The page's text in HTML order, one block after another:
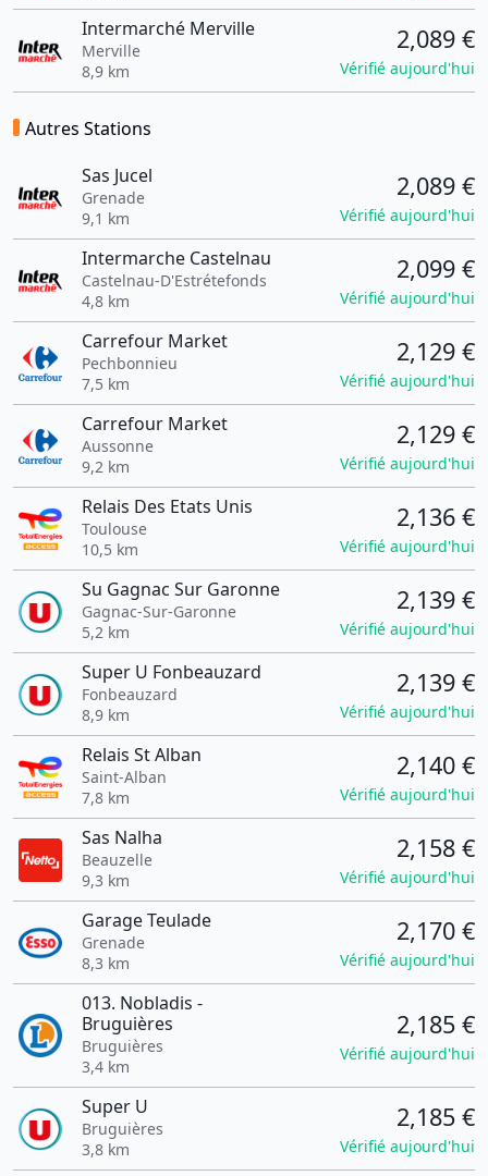
Intermarché Merville
Merville
8,9 km
2,089 €
Vérifié aujourd'hui
Autres Stations
Sas Jucel
Grenade
9,1 km
2,089 €
Vérifié aujourd'hui
Intermarche Castelnau
Castelnau-D'Estrétefonds
4,8 km
2,099 €
Vérifié aujourd'hui
Carrefour Market
Pechbonnieu
7,5 km
2,129 €
Vérifié aujourd'hui
Carrefour Market
Aussonne
9,2 km
2,129 €
Vérifié aujourd'hui
Relais Des Etats Unis
Toulouse
10,5 km
2,136 €
Vérifié aujourd'hui
Su Gagnac Sur Garonne
Gagnac-Sur-Garonne
5,2 km
2,139 €
Vérifié aujourd'hui
Super U Fonbeauzard
Fonbeauzard
8,9 km
2,139 €
Vérifié aujourd'hui
Relais St Alban
Saint-Alban
7,8 km
2,140 €
Vérifié aujourd'hui
Sas Nalha
Beauzelle
9,3 km
2,158 €
Vérifié aujourd'hui
Garage Teulade
Grenade
8,3 km
2,170 €
Vérifié aujourd'hui
013. Nobladis -
Bruguières
Bruguières
3,4 km
2,185 €
Vérifié aujourd'hui
Super U
Bruguières
3,8 km
2,185 €
Vérifié aujourd'hui